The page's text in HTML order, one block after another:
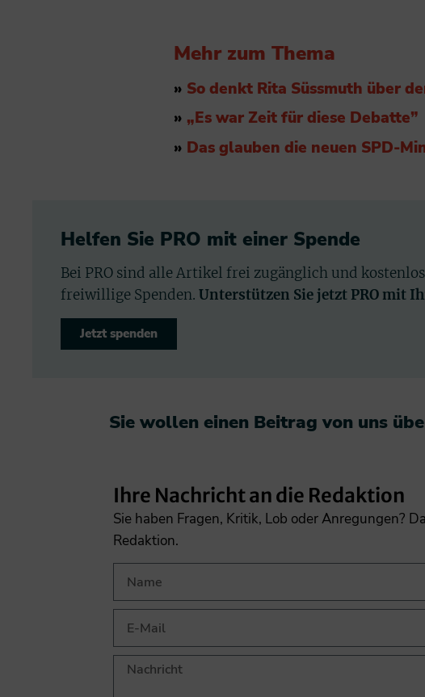
Mehr zum Thema
» So denkt Rita Süssmuth über
» „Es war Zeit für diese Debatte”
» Das glauben die neuen SPD-
Helfen Sie PRO mit einer Spende
Bei PRO sind alle Artikel frei zugänglich und
freiwillige Spenden. Unterstützen Sie jetzt PRO mit
Jetzt spenden
Sie wollen einen Beitrag von uns
Ihre Nachricht an die Redaktion
Sie haben Fragen, Kritik, Lob oder Anregungen?
Redaktion.